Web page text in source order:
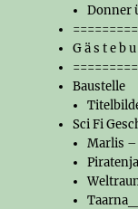
Donner
G ä s t e b
Baustelle
Sci Fi
Marlis –